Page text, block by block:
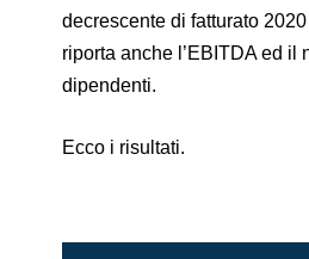
decrescente di fatturato
riporta anche l’EBITDA ed il
dipendenti.
Ecco i risultati.